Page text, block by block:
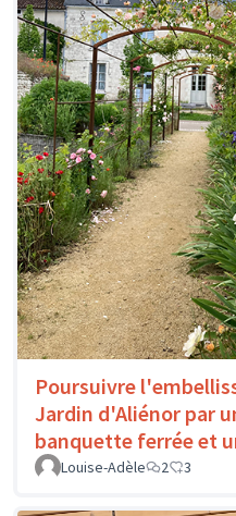
Poursuivre
Jardin d'Aliénor par
banquette ferrée et
Louise-Adèle 2 3